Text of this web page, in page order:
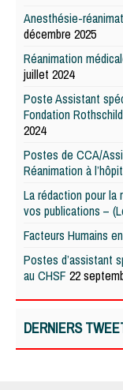
Anesthésie-
décembre 2025
Réanimation
juillet 2024
Poste Assistant
Fondation
2024
Postes de CCA/
Réanimation à
La rédaction pour la
vos publications –
Facteurs Humains
Postes d’assistant
au CHSF 22
DERNIERS